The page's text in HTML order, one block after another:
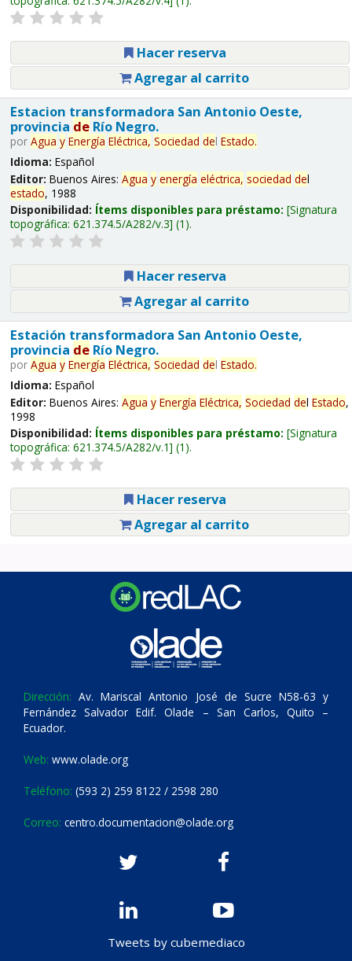
Hacer reserva
Agregar al carrito
Estacion transformadora San Antonio Oeste,
provincia deRío Negro.
por Agua y Energía Eléctrica, Sociedad del Estado.
Idioma: Español
Editor: Buenos Aires: Agua y energía eléctrica, sociedad del
estado, 1988
Disponibilidad: Ítems disponibles para préstamo: Signatura
topográfica: 621.374.5/A282/v.3 (1).
Hacer reserva
Agregar al carrito
Estación transformadora San Antonio Oeste,
provincia deRío Negro.
por Agua y Energía Eléctrica, Sociedad del Estado.
Idioma: Español
Editor: Buenos Aires: Agua y Energía Eléctrica, Sociedad del Estado,
1998
Disponibilidad: Ítems disponibles para préstamo: Signatura
topográfica: 621.374.5/A282/v.1 (1).
Hacer reserva
Agregar al carrito
Dirección: Av. Mariscal Antonio José de Sucre N58-63 y
Fernández Salvador Edif. Olade – San Carlos, Quito –
Ecuador.
Web: www.olade.org
Teléfono: (593 2) 259 8122 / 2598 280
Correo: centro.documentacion@olade.org
Tweets by cubemediaco